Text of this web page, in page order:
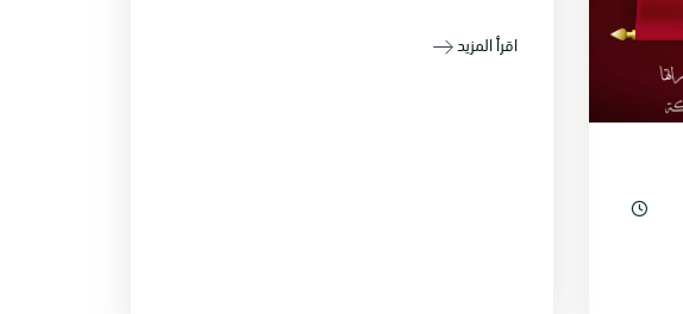
اقرأ المزيد